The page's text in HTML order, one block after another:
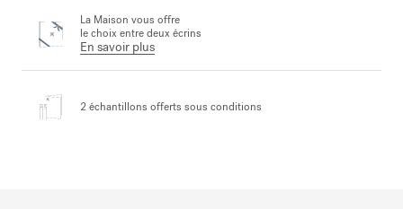
La Maison vous offre
le choix entre deux écrins
En savoir plus
2 échantillons offerts sous conditions